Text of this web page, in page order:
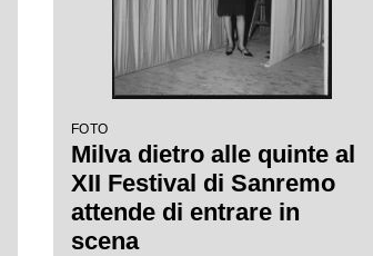
FOTO
Milva dietro alle quinte al
XII Festival di Sanremo
attende di entrare in
scena